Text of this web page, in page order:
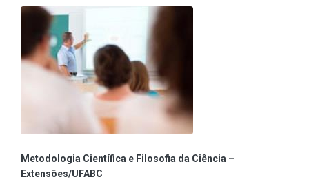
Metodologia Científica e Filosofia da Ciência –
Extensões/UFABC